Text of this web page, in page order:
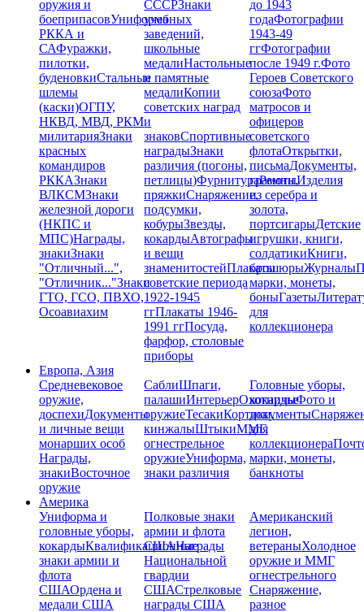
оружия и
боеприпасовУниформа
РККА и
САФуражки,
пилотки,
буденовкиСтальные
шлемы
(каски)ОГПУ,
НКВД, МВД, РКМ
милитарияЗнаки
красных
командиров
РККАЗнаки
ВЛКСМЗнаки
железной дороги
(НКПС и
МПС)Награды,
знакиЗнаки
"Отличный...",
"Отличник..."Знаки
ГТО, ГСО, ПВХО,
Осоавиахим
СССРЗнаки
учебных
заведений,
школьные
медалиНастольные
и памятные
медалиКопии
советских наград
и
знаковСпортивные
наградыЗнаки
различия (погоны,
петлицы)ФурнитураРемни,
пряжкиСнаряжение,
подсумки,
кобурыЗвезды,
кокардыАвтографы
и вещи
знаменитостейПлакаты
советские периода
1922-1945
ггПлакаты 1946-
1991 ггПосуда,
фарфор, столовые
приборы
до 1943
годаФотографии
1943-49
ггФотографии
после 1949 г.Фото
Героев Советского
союзаФото
матросов и
офицеров
советского
флотаОткрытки,
письмаДокументы,
грамотыИзделия
из серебра и
золота,
портсигарыДетские
игрушки, книги,
солдатикиКниги,
брошюрыЖурналы
марки, монеты,
боныГазеты
для
коллекционера
Европа, Азия
Средневековое
оружие,
доспехиДокументы
и личные вещи
монарших особ
Награды,
знакиВосточное
оружие
СаблиШпаги,
палашиИнтерьерОхотничье
оружиеТесакиКортики,
кинжалыШтыкиММГ,
огнестрельное
оружиеУниформа,
знаки различия
Головные уборы,
кокардыФото и
документы
для
коллекционера
марки, монеты,
банкноты
Америка
Униформа и
головные уборы,
кокардыКвалификационные
знаки армии и
флота
СШАОрдена и
медали США
Полковые знаки
армии и флота
СШАНаграды
Национальной
гвардии
СШАСтрелковые
награды США
Американский
легион,
ветераныХолодное
оружие и ММГ
огнестрельного
Снаряжение,
разное